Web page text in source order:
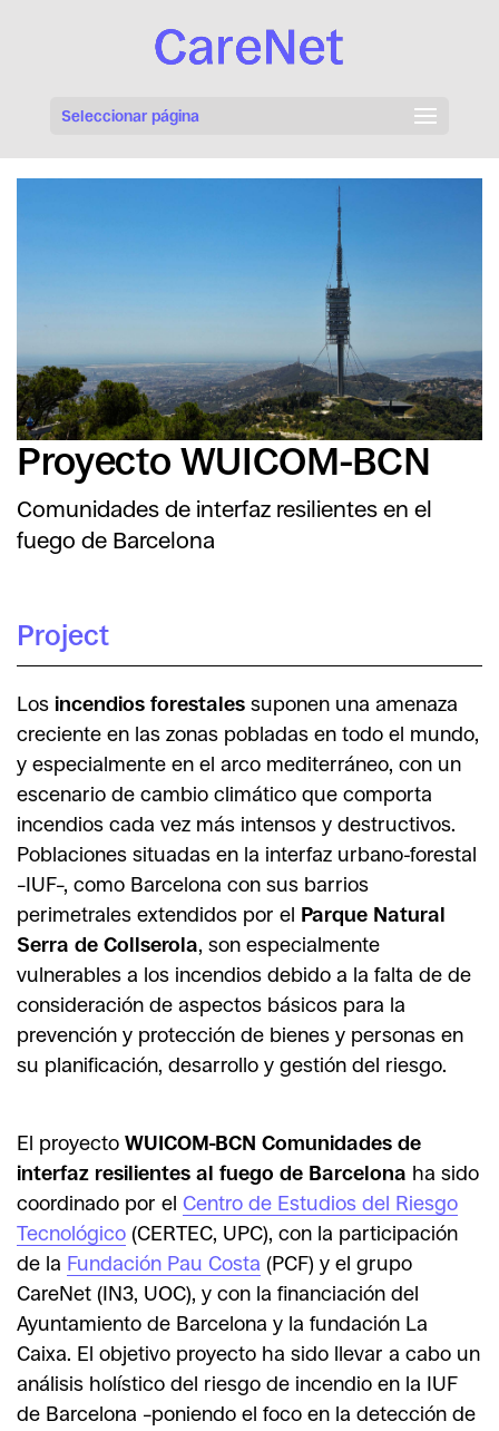
Seleccionar página
Proyecto WUICOM-BCN
Comunidades de interfaz resilientes en el
fuego de Barcelona
Project
Los incendios forestales suponen una amenaza
creciente en las zonas pobladas en todo el mundo,
y especialmente en el arco mediterráneo, con un
escenario de cambio climático que comporta
incendios cada vez más intensos y destructivos.
Poblaciones situadas en la interfaz urbano-forestal
–IUF–, como Barcelona con sus barrios
perimetrales extendidos por el Parque Natural
Serra de Collserola, son especialmente
vulnerables a los incendios debido a la falta de de
consideración de aspectos básicos para la
prevención y protección de bienes y personas en
su planificación, desarrollo y gestión del riesgo.
El proyecto WUICOM-BCN Comunidades de
interfaz resilientes al fuego de Barcelona ha sido
coordinado por el Centro de Estudios del Riesgo
Tecnológico (CERTEC, UPC), con la participación
de la Fundación Pau Costa (PCF) y el grupo
CareNet (IN3, UOC), y con la financiación del
Ayuntamiento de Barcelona y la fundación La
Caixa. El objetivo proyecto ha sido llevar a cabo un
análisis holístico del riesgo de incendio en la IUF
de Barcelona –poniendo el foco en la detección de